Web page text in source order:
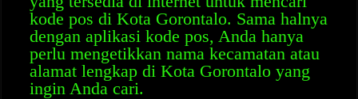
kode pos di Kota Gorontalo. Sama halnya
dengan aplikasi kode pos, Anda hanya
perlu mengetikkan nama kecamatan atau
alamat lengkap di Kota Gorontalo yang
ingin Anda cari.